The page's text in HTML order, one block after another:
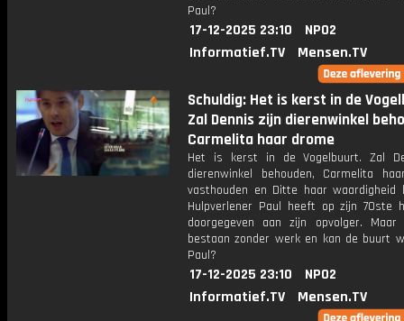
Paul?
17-12-2025 23:10
NPO2
Informatief.TV
Mensen.TV
Schuldig: Het is kerst in de
Zal Dennis zijn dierenwinkel
Carmelita haar drome
Het is kerst in de Vogelbuurt. Zal
dierenwinkel behouden, Carmelita
vasthouden en Ditte haar waardigheid
Hulpverlener Paul heeft op zijn 70ste
doorgegeven aan zijn opvolger. Maar
bestaan zonder werk en kan de buurt
Paul?
17-12-2025 23:10
NPO2
Informatief.TV
Mensen.TV